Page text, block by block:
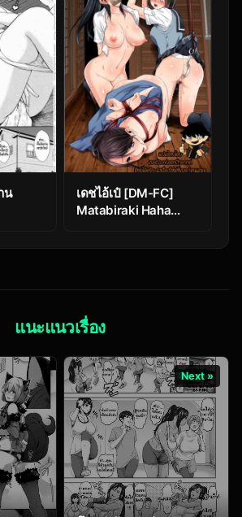
the
Big-
Ch.3
น
เดชไอ้เป๋ [DM-FC]
Matabiraki Haha
Sasageru…
แนะแนวเรื่อง
Next »